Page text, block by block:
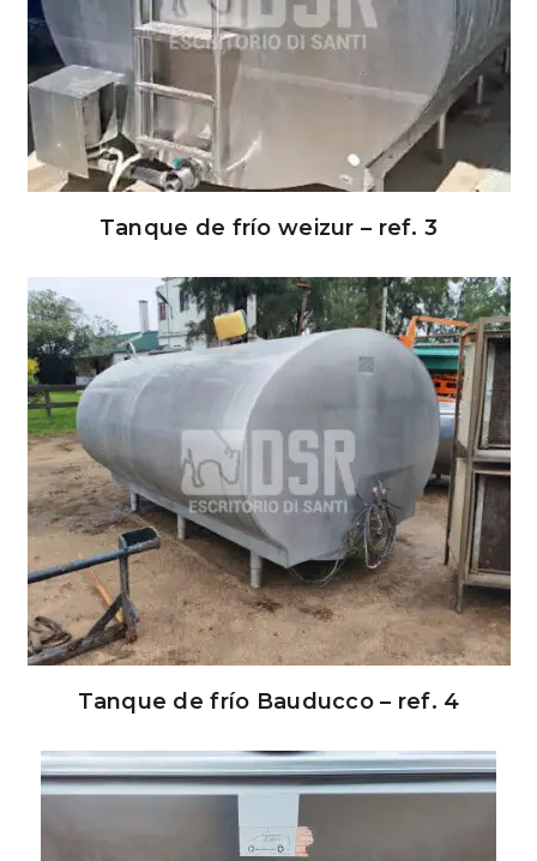
Tanque de frío weizur – ref. 3
Tanque de frío Bauducco – ref. 4